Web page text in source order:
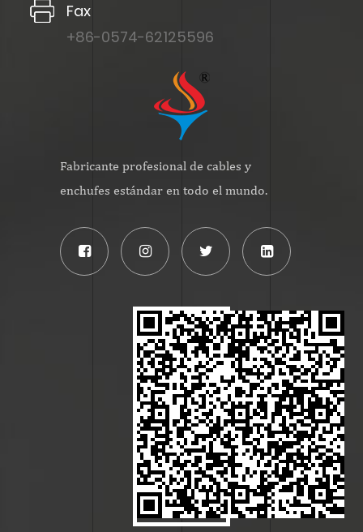
Fax
+86-0574-62125596
Fabricante profesional de cables y
enchufes estándar en todo el mundo.